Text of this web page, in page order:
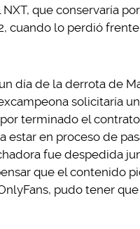
que conservaría
cuando lo perdió
día de la derrota de
solicitaría
terminado el
estar en proceso de
fue despedida
que el contenido
pudo tener